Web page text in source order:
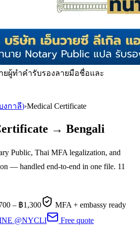
ยผู้ทำคำรับรองลายมือชื่อและ
งกาลี)›Medical Certificate
→ Bengali
Public, Thai MFA legalization, and
— handled end-to-end in one file. 11
– ฿1,300
MFA + embassy ready
@NYCLI Free quote